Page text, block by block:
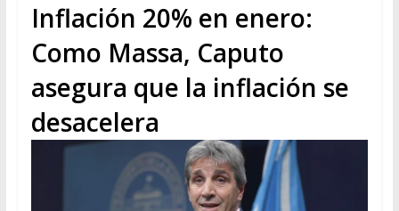
Inflación 20% en enero:
Como Massa, Caputo
asegura que la inflación se
desacelera